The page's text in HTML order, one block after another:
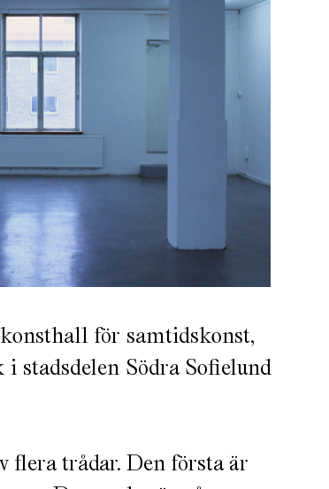
för samtidskonst,
stadsdelen Södra Sofielund
flera trådar. Den första är